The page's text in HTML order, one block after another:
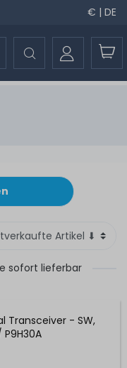
€ | DE
sofort lieferbar
Transceiver - SW,
P9H30A